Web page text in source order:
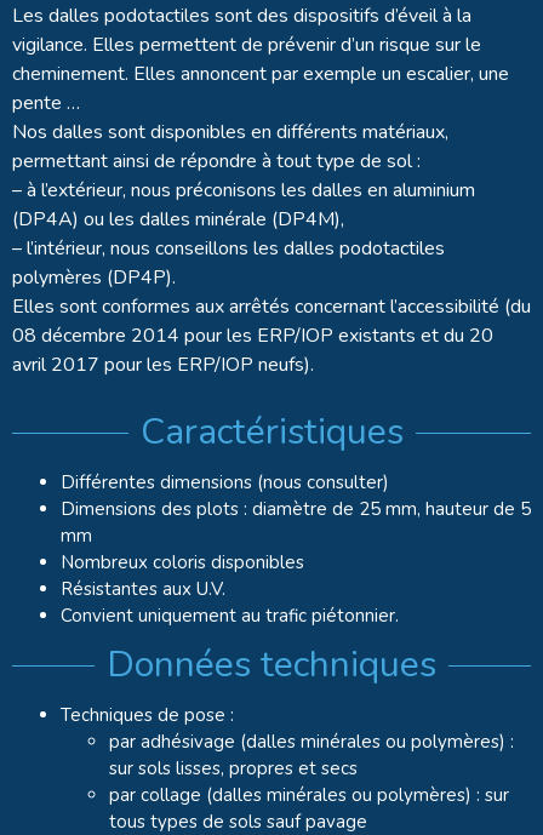
Les dalles podotactiles sont des dispositifs d’éveil à la
vigilance. Elles permettent de prévenir d’un risque sur le
cheminement. Elles annoncent par exemple un escalier, une
pente …
Nos dalles sont disponibles en différents matériaux,
permettant ainsi de répondre à tout type de sol :
– à l’extérieur, nous préconisons les dalles en aluminium
(DP4A) ou les dalles minérale (DP4M),
– l’intérieur, nous conseillons les dalles podotactiles
polymères (DP4P).
Elles sont conformes aux arrêtés concernant l’accessibilité (du
08 décembre 2014 pour les ERP/IOP existants et du 20
avril 2017 pour les ERP/IOP neufs).
Caractéristiques
Différentes dimensions (nous consulter)
Dimensions des plots : diamètre de 25 mm, hauteur de 5
mm
Nombreux coloris disponibles
Résistantes aux U.V.
Convient uniquement au trafic piétonnier.
Données techniques
Techniques de pose :
par adhésivage (dalles minérales ou polymères) :
sur sols lisses, propres et secs
par collage (dalles minérales ou polymères) : sur
tous types de sols sauf pavage